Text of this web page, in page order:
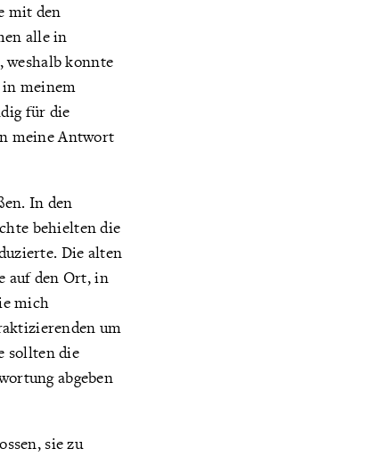
mit den
alle in
weshalb konnte
in meinem
für die
meine Antwort
In den
behielten die
Die alten
auf den Ort, in
mich
um
sollten die
abgeben
sie zu